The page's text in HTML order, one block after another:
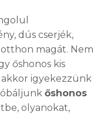
dús cserjék,
magát. Nem
őshonos kis
igyekezzünk
őshonos
olyanokat,